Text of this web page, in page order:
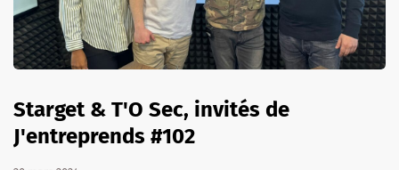
Starget & T'O Sec, invités de
J'entreprends #102